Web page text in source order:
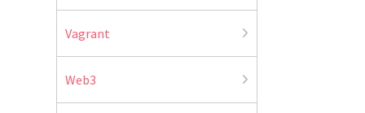
Vagrant
Web3